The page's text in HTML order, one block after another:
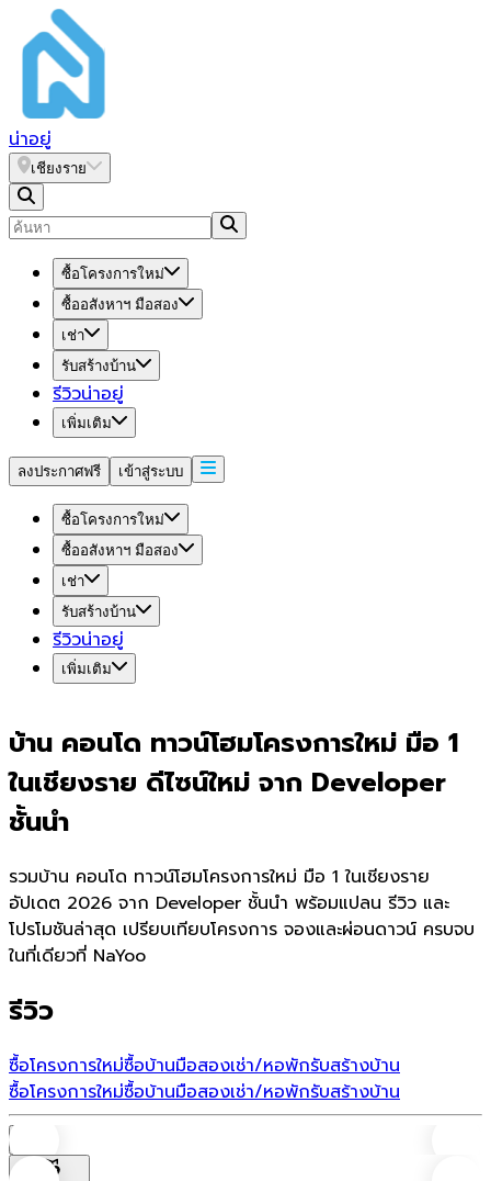
น่าอยู่
เชียงราย
ซื้อโครงการใหม่
ซื้ออสังหาฯ มือสอง
เช่า
รับสร้างบ้าน
รีวิวน่าอยู่
เพิ่มเติม
ลงประกาศฟรี เข้าสู่ระบบ
ซื้อโครงการใหม่
ซื้ออสังหาฯ มือสอง
เช่า
รับสร้างบ้าน
รีวิวน่าอยู่
เพิ่มเติม
บ้าน คอนโด ทาวน์โฮมโครงการใหม่ มือ 1
ในเชียงราย ดีไซน์ใหม่ จาก Developer
ชั้นนำ
รวมบ้าน คอนโด ทาวน์โฮมโครงการใหม่ มือ 1 ในเชียงราย
อัปเดต 2026 จาก Developer ชั้นนำ พร้อมแปลน รีวิว และ
โปรโมชันล่าสุด เปรียบเทียบโครงการ จองและผ่อนดาวน์ ครบจบ
ในที่เดียวที่ NaYoo
รีวิว
ซื้อโครงการใหม่ซื้อบ้านมือสองเช่า/หอพักรับสร้างบ้าน
ซื้อโครงการใหม่ซื้อบ้านมือสองเช่า/หอพักรับสร้างบ้าน